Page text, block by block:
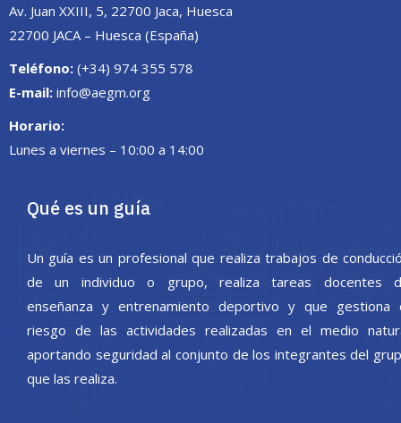
Av. Juan XXIII, 5, 22700 Jaca, Huesca
22700 JACA – Huesca (España)
Teléfono: (+34) 974 355 578
E-mail: info@aegm.org
Horario:
Lunes a viernes – 10:00 a 14:00
Qué es un guía
Un guía es un profesional que realiza trabajos de
de un individuo o grupo, realiza tareas docentes
enseñanza y entrenamiento deportivo y que gestiona
riesgo de las actividades realizadas en el medio
aportando seguridad al conjunto de los integrantes del
que las realiza.